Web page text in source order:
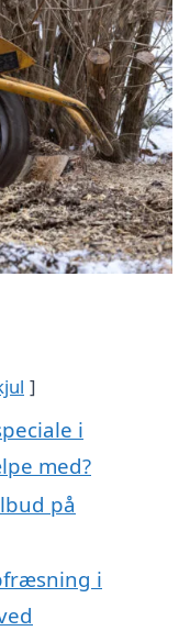
i
med?
på
i